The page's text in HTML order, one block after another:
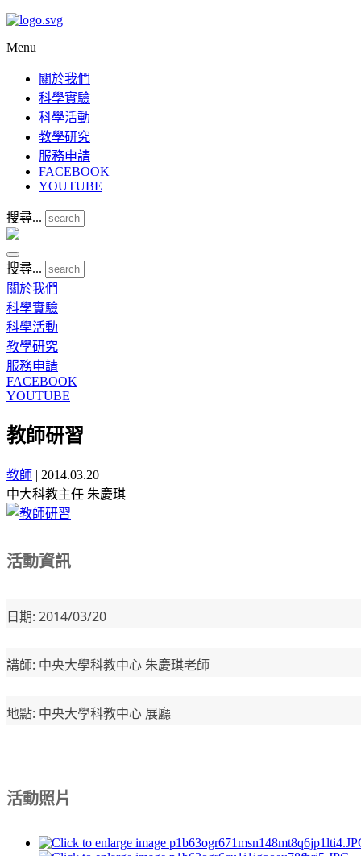
Menu
關於我們
科學實驗
科學活動
教學研究
服務申請
FACEBOOK
YOUTUBE
搜尋...
搜尋...
關於我們
科學實驗
科學活動
教學研究
服務申請
FACEBOOK
YOUTUBE
教師研習
教師 | 2014.03.20
中大科教主任 朱慶琪
活動資訊
日期: 2014/03/20
講師: 中央大學科教中心 朱慶琪老師
地點: 中央大學科教中心 展廳
活動照片